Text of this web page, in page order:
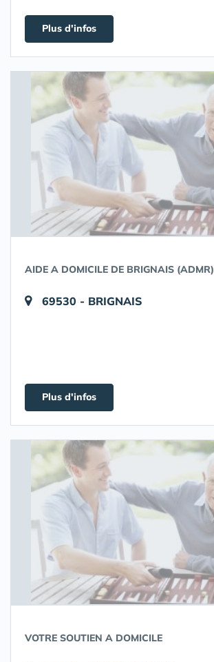
Plus d'infos
AIDE A DOMICILE DE BRIGNAIS (ADMR)
69530 - BRIGNAIS
Plus d'infos
VOTRE SOUTIEN A DOMICILE